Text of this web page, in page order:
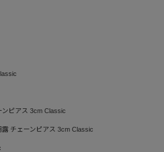
ンピアス 3cm Classic
露 チェーンピアス 3cm Classic